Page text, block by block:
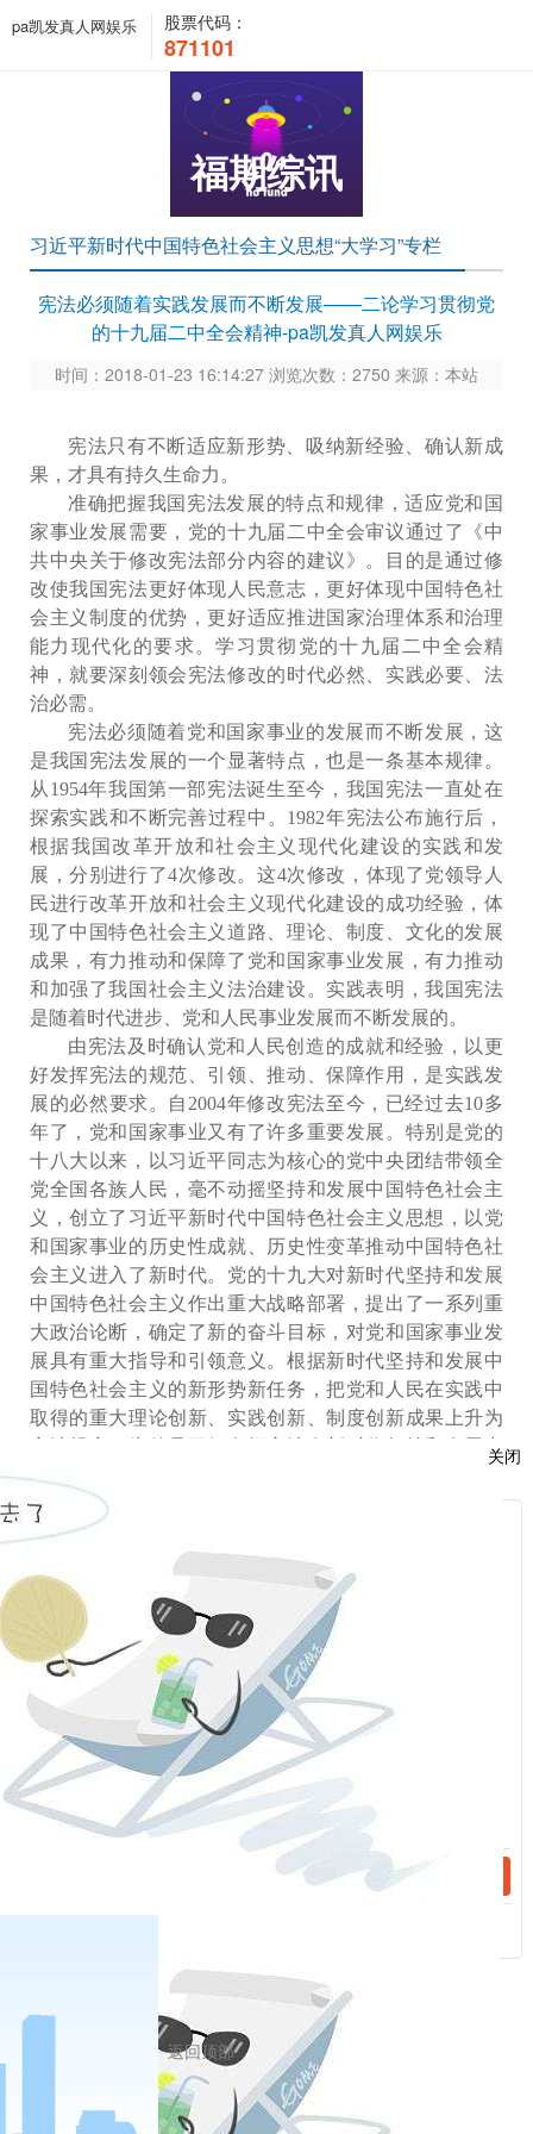
pa凯发真人网娱乐 股票代码：
871101
福期综讯
习近平新时代中国特色社会主义思想“大学习”专栏
宪法必须随着实践发展而不断发展——二论学习贯彻党
的十九届二中全会精神-pa凯发真人网娱乐
时间：2018-01-23 16:14:27 浏览次数：2750 来源：本站
宪法只有不断适应新形势、吸纳新经验、确认新成
果，才具有持久生命力。
准确把握我国宪法发展的特点和规律，适应党和国
家事业发展需要，党的十九届二中全会审议通过了《中
共中央关于修改宪法部分内容的建议》。目的是通过修
改使我国宪法更好体现人民意志，更好体现中国特色社
会主义制度的优势，更好适应推进国家治理体系和治理
能力现代化的要求。学习贯彻党的十九届二中全会精
神，就要深刻领会宪法修改的时代必然、实践必要、法
治必需。
宪法必须随着党和国家事业的发展而不断发展，这
是我国宪法发展的一个显著特点，也是一条基本规律。
从1954年我国第一部宪法诞生至今，我国宪法一直处在
探索实践和不断完善过程中。1982年宪法公布施行后，
根据我国改革开放和社会主义现代化建设的实践和发
展，分别进行了4次修改。这4次修改，体现了党领导人
民进行改革开放和社会主义现代化建设的成功经验，体
现了中国特色社会主义道路、理论、制度、文化的发展
成果，有力推动和保障了党和国家事业发展，有力推动
和加强了我国社会主义法治建设。实践表明，我国宪法
是随着时代进步、党和人民事业发展而不断发展的。
由宪法及时确认党和人民创造的成就和经验，以更
好发挥宪法的规范、引领、推动、保障作用，是实践发
展的必然要求。自2004年修改宪法至今，已经过去10多
年了，党和国家事业又有了许多重要发展。特别是党的
十八大以来，以习近平同志为核心的党中央团结带领全
党全国各族人民，毫不动摇坚持和发展中国特色社会主
义，创立了习近平新时代中国特色社会主义思想，以党
和国家事业的历史性成就、历史性变革推动中国特色社
会主义进入了新时代。党的十九大对新时代坚持和发展
中国特色社会主义作出重大战略部署，提出了一系列重
大政治论断，确定了新的奋斗目标，对党和国家事业发
展具有重大指导和引领意义。根据新时代坚持和发展中
国特色社会主义的新形势新任务，把党和人民在实践中
取得的重大理论创新、实践创新、制度创新成果上升为
宪法规定，为的是更好发挥宪法在新时代坚持和发展中
国特色社会主义中的重大作用。
对宪法进行适当修改，是党中央从新时代坚持和发
展中国特色社会主义全局和战略高度作出的重大决策，
是推进全面依法治国、推进国家治理体系和治理能力现
代化的重大举措。党中央决定用一次全会专门讨论宪法
修改问题，充分表明党中央对这次宪法修改的高度重
视。把党的十九大确定的重大理论观点和重大方针政策
载入国家根本法，有利于在总体保持我国宪法连续性、
稳定性、权威性的基础上推动宪法与时俱进、完善发
展，为新时代坚持和发展中国特色社会主义、实现“两个
一百年”奋斗目标和中华民族伟大复兴的中国梦提供有力
宪法保障。
“法，国之权衡也，时之准绳也。”我国宪法应该坚持
与时俱进，更好体现党和国家事业发展的新成就新经验
新要求，成为全国各族人民的共同遵循，成为国家各项
2020-08-04
跟总书记读历史 | 己所不欲，勿施于人
一图读懂“不忘初心、牢记使命”主题教育工作会议
关闭
返回顶部